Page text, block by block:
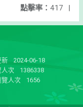
點擊率： 417 |
新
2024-06-18
次
1386338
人次
1656